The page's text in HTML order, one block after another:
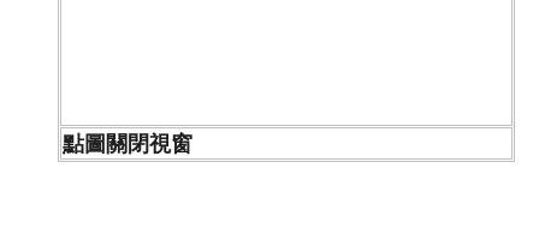
點圖關閉視窗